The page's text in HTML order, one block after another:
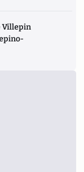
Villepin